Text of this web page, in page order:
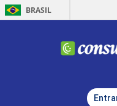
BRASIL